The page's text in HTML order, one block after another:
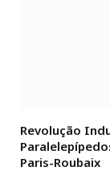
Revolução
Paris-Roubaix